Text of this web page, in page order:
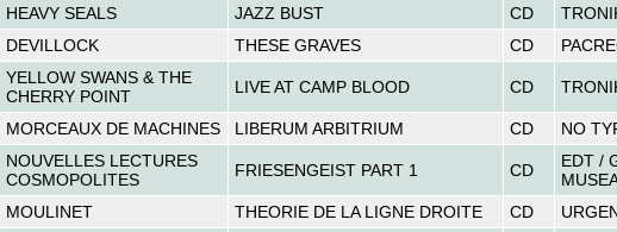
HEAVY SEALS JAZZ BUST CD
DEVILLOCK THESE GRAVES CD
YELLOW SWANS & THE
CHERRY POINT
LIVE AT CAMP BLOOD CD
MORCEAUX DE MACHINES LIBERUM ARBITRIUM CD NO
NOUVELLES LECTURES
COSMOPOLITES
FRIESENGEIST PART 1 CD
EDT /
MOULINET THEORIE DE LA LIGNE DROITE CD